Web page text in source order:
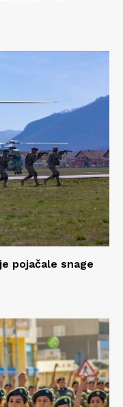
pojačale snage